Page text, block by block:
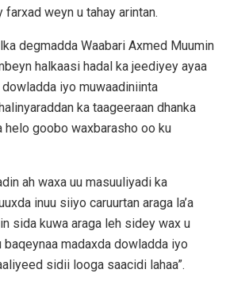
weyn u tahay arintan.
degmadda Waabari Axmed Muumin
halkaasi hadal ka jeediyey ayaa
iyo muwaadiniinta
ka taageeraan dhanka
helo goobo waxbarasho oo ku
ah waxa uu masuuliyadi ka
inuu siiyo caruurtan araga la’a
sida kuwa araga leh sidey wax u
madaxda dowladda iyo
sidii looga saacidi lahaa”.